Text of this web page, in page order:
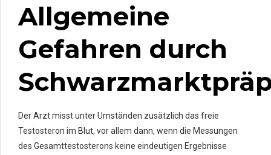
Allgemeine
Gefahren durch
Der Arzt misst unter Umständen zusätzlich das freie
Testosteron im Blut, vor allem dann, wenn die Messungen
des Gesamttestosterons keine eindeutigen Ergebnisse